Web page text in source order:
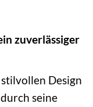
zuverlässiger
Design
seine